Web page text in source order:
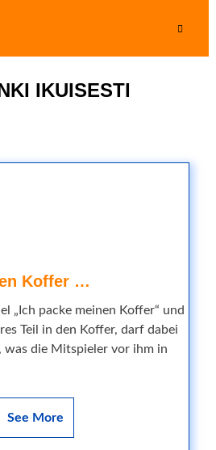
IKUISESTI
Koffer …
„Ich packe meinen Koffer“ und
Teil in den Koffer, darf dabei
was die Mitspieler vor ihm in
See More